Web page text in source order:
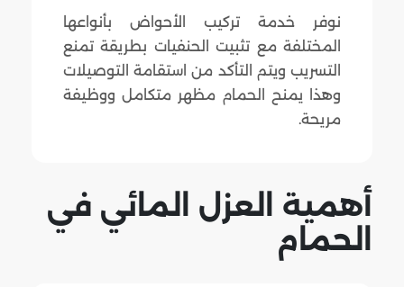
نوفر خدمة تركيب الأحواض بأنواعها
المختلفة مع تثبيت الحنفيات بطريقة تمنع
التسريب ويتم التأكد من استقامة التوصيلات
وهذا يمنح الحمام مظهر متكامل ووظيفة
مريحة.
أهمية العزل المائي في
الحمام